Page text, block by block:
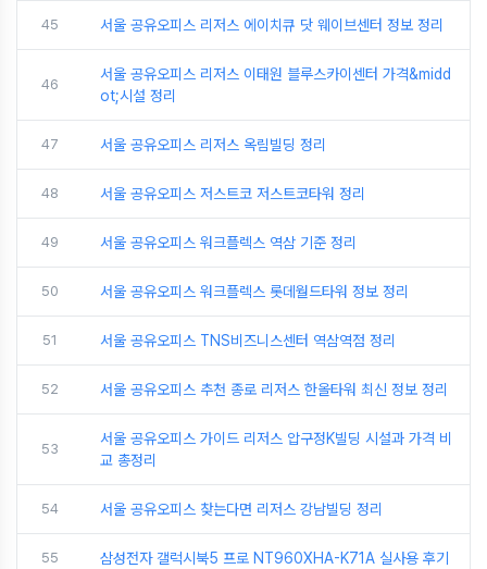
45 서울 공유오피스 리저스 에이치큐 닷 웨이브센터 정보 정리
46
서울 공유오피스 리저스 이태원 블루스카이센터 가격&midd
ot;시설 정리
47 서울 공유오피스 리저스 옥림빌딩 정리
48 서울 공유오피스 저스트코 저스트코타워 정리
49 서울 공유오피스 워크플렉스 역삼 기준 정리
50 서울 공유오피스 워크플렉스 롯데월드타워 정보 정리
51 서울 공유오피스 TNS비즈니스센터 역삼역점 정리
52 서울 공유오피스 추천 종로 리저스 한올타워 최신 정보 정리
53
서울 공유오피스 가이드 리저스 압구정K빌딩 시설과 가격 비
교 총정리
54 서울 공유오피스 찾는다면 리저스 강남빌딩 정리
55 삼성전자 갤럭시북5 프로 NT960XHA-K71A 실사용 후기